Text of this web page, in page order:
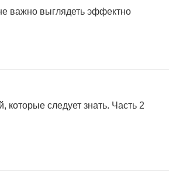
важно выглядеть эффектно
которые следует знать. Часть 2